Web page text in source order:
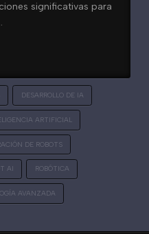
significativas para
DESARROLLO DE IA
ARTIFICIAL
DE ROBOTS
AI ROBÓTICA
AVANZADA